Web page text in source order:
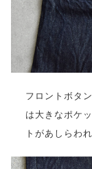
フロントボタ
は大きなポケ
トがあしらわ